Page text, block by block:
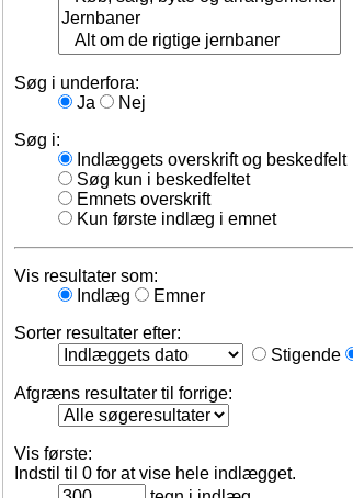
Søg i underfora:
Ja
Nej
Søg i:
Indlæggets overskrift og beskedfelt
Søg kun i beskedfeltet
Emnets overskrift
Kun første indlæg i emnet
Vis resultater som:
Indlæg
Emner
Sorter resultater efter:
Stigende
Afgræns resultater til forrige:
Vis første:
Indstil til 0 for at vise hele indlægget.